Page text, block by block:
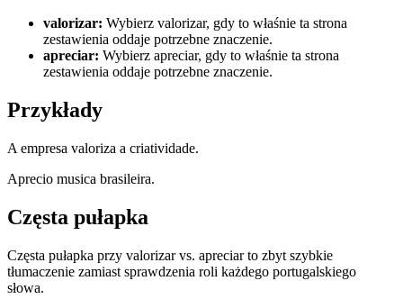
valorizar: Wybierz valorizar, gdy to właśnie ta strona
zestawienia oddaje potrzebne znaczenie.
apreciar: Wybierz apreciar, gdy to właśnie ta strona
zestawienia oddaje potrzebne znaczenie.
Przykłady
A empresa valoriza a criatividade.
Aprecio musica brasileira.
Częsta pułapka
Częsta pułapka przy valorizar vs. apreciar to zbyt szybkie
tłumaczenie zamiast sprawdzenia roli każdego portugalskiego
słowa.